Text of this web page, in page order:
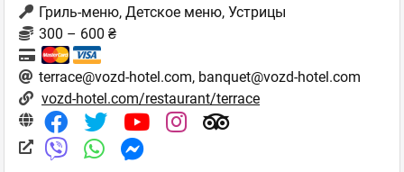
Гриль-меню, Детское меню, Устрицы
300 – 600 ₴
terrace@vozd-hotel.com, banquet@vozd-hotel.com
vozd-hotel.com/restaurant/terrace